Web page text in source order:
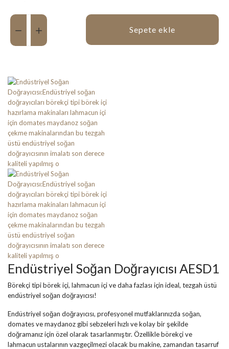
Miktar:
Sepete ekle
Endüstriyel Soğan Doğrayıcısı AESD1
Börekçi tipi börek içi, lahmacun içi ve daha fazlası için ideal, tezgah üstü
endüstriyel soğan doğrayıcısı!
Endüstriyel soğan doğrayıcısı, profesyonel mutfaklarınızda soğan,
domates ve maydanoz gibi sebzeleri hızlı ve kolay bir şekilde
doğramanız için özel olarak tasarlanmıştır. Özellikle börekçi ve
lahmacun ustalarının vazgeçilmezi olacak bu makine, zamandan tasarruf